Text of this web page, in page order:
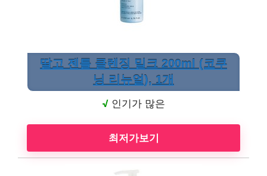
딸고 젠틀 클렌징 밀크 200ml (코쿠
닝 리뉴얼), 1개
√ 인기가 많은
최저가보기